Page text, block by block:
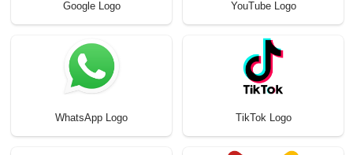
Google Logo YouTube Logo
WhatsApp Logo TikTok Logo